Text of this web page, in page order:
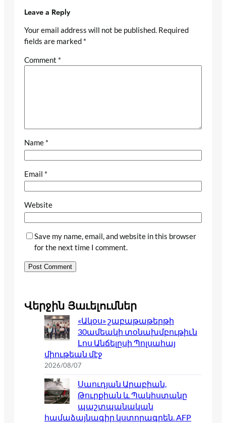
Leave a Reply
Your email address will not be published. Required
fields are marked *
Comment *
Name *
Email *
Website
Save my name, email, and website in this browser
for the next time I comment.
Վերջին Յաւելումներ
«Ակօս» շաբաթաթերթի
30ամեակի տօնախմբութիւն
Լոս Անճելըսի Պոլսահայ
միութեան մէջ
2026/08/07
Սաուդյան Արաբիան,
Թուրքիան և Պակիստանը
պաշտպանական
համաձայնագիր կստորագրեն. AFP